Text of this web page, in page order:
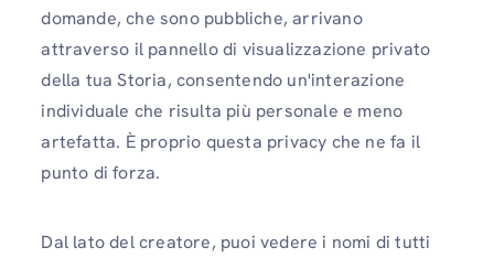
domande, che sono pubbliche, arrivano
attraverso il pannello di visualizzazione privato
della tua Storia, consentendo un'interazione
individuale che risulta più personale e meno
artefatta. È proprio questa privacy che ne fa il
punto di forza.
Dal lato del creatore, puoi vedere i nomi di tutti